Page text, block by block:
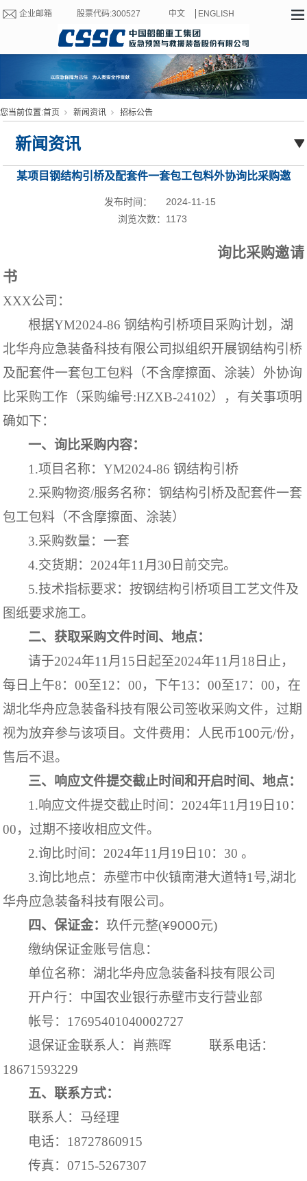
企业邮箱 股票代码:300527 中文 ENGLISH
您当前位置:首页 新闻资讯 招标公告
新闻资讯
某项目钢结构引桥及配套件一套包工包料外协询比采购邀
请书（HZXB-24102）
2024-11-15
发布时间：
浏览次数： 1173
询比采购邀请
书
XXX公司 ：
根据YM2024-86 钢结构引桥项目采购计划，湖
北华舟应急装备科技有限公司拟组织开展钢结构引桥
及配套件一套包工包料（不含摩擦面、涂装）外协询
比采购工作（采购编号:HZXB-24102），有关事项明
确如下：
一、询比采购内容：
1.项目名称：YM2024-86 钢结构引桥
2.采购物资/服务名称：钢结构引桥及配套件一套
包工包料（不含摩擦面、涂装）
3.采购数量：一套
4.交货期： 2024年11 月 30 日前交完。
5.技术指标要求：按钢结构引桥项目 工艺文件及
图纸要求施工。
二、获取采购文件时间、地点：
请于2024年11 月 15 日起至2024年11 月 18 日止，
每日上午8：00至12：00，下午13：00至17：00，在
湖北华舟应急装备科技有限公司签收采购文件，过期
视为放弃参与该项目。 文件费用：人民币100元/份，
售后不退。
三、响应文件提交截止时间和开启时间、地点：
1.响应文件提交截止时间： 2024年11月19日10：
00，过期不接收相应文件。
2.询比时间： 2024年11月19日10：30 。
3.询比地点： 赤壁市中伙镇南港大道特1 号,湖北
华舟应急装备科技有限公司。
四、保证金：玖仟元整(¥9000元)
缴纳保证金账号信息：
单位名称：湖北华舟应急装备科技有限公司
开户行：中国农业银行赤壁市支行营业部
帐号： 17695401040002727
退保证金联系人：
肖燕晖
联系电话：
18671593229
五、联系方式：
联系人：马经理
电话： 18727860915
传真：0715-5267307